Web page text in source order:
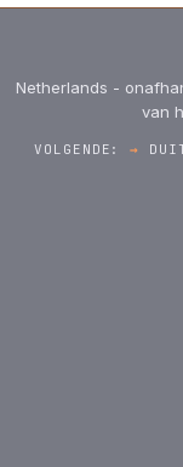
Netherlands -
van
VOLGENDE:→